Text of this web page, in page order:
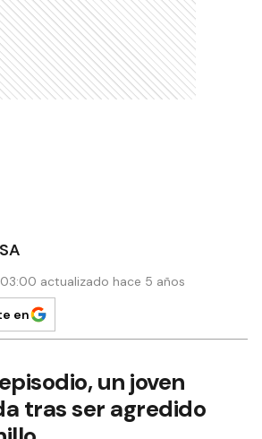
actualizado hace 5 años
en
un joven
tras ser agredido